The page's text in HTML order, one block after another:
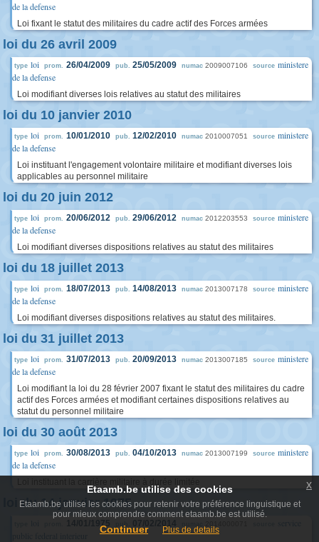
de la defense
Loi fixant le statut des militaires du cadre actif des Forces armées
loi du 26 avril 2009
type loi prom. 26/04/2009 pub. 25/05/2009 numac 2009007106 source ministere
de la defense
Loi modifiant diverses lois relatives au statut des militaires
loi du 10 janvier 2010
type loi prom. 10/01/2010 pub. 12/02/2010 numac 2010007051 source ministere
de la defense
Loi instituant l'engagement volontaire militaire et modifiant diverses lois
applicables au personnel militaire
loi du 20 juin 2012
type loi prom. 20/06/2012 pub. 29/06/2012 numac 2012203553 source ministere
de la defense
Loi modifiant diverses dispositions relatives au statut des militaires
loi du 18 juillet 2013
type loi prom. 18/07/2013 pub. 14/08/2013 numac 2013007178 source ministere
de la defense
Loi modifiant diverses dispositions relatives au statut des militaires.
loi du 31 juillet 2013
type loi prom. 31/07/2013 pub. 20/09/2013 numac 2013007185 source ministere
de la defense
Loi modifiant la loi du 28 février 2007 fixant le statut des militaires du cadre
actif des Forces armées et modifiant certaines dispositions relatives au
statut du personnel militaire
loi du 30 août 2013
type loi prom. 30/08/2013 pub. 04/10/2013 numac 2013007199 source ministere
de la defense
loi du 14 janvier 1975
14/01/1975 pub.
Etaamb.be utilise des cookies
Etaamb.be utilise les cookies pour retenir votre préférence linguistique et
pour mieux comprendre comment etaamb.be est utilisé.
Continuer Plus de details
x